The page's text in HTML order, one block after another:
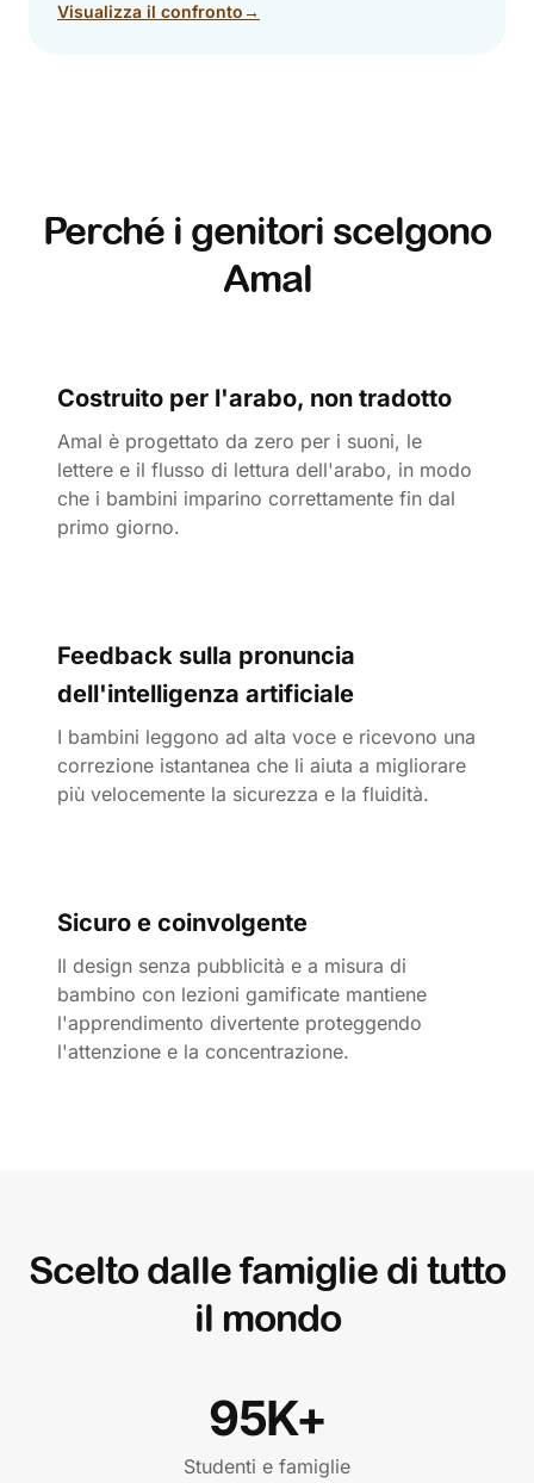
Visualizza il confronto→
Perché i genitori scelgono
Amal
Costruito per l'arabo, non tradotto
Amal è progettato da zero per i suoni, le
lettere e il flusso di lettura dell'arabo, in modo
che i bambini imparino correttamente fin dal
primo giorno.
Feedback sulla pronuncia
dell'intelligenza artificiale
I bambini leggono ad alta voce e ricevono una
correzione istantanea che li aiuta a migliorare
più velocemente la sicurezza e la fluidità.
Sicuro e coinvolgente
Il design senza pubblicità e a misura di
bambino con lezioni gamificate mantiene
l'apprendimento divertente proteggendo
l'attenzione e la concentrazione.
Scelto dalle famiglie di tutto
il mondo
95K+
Studenti e famiglie